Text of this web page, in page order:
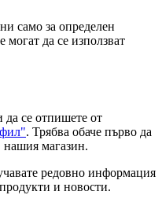
само за определен
могат да се използват
да се отпишете от
. Трябва обаче първо да
нашия магазин.
редовно информация
и новости.